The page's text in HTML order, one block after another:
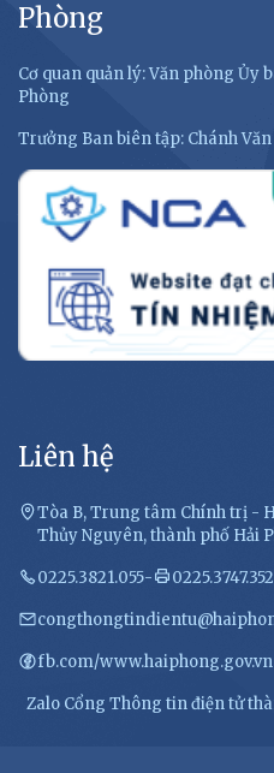
Phòng
Cơ quan quản lý: Văn phòng Ủy
Phòng
Trưởng Ban biên tập: Chánh
Liên hệ
Tòa B, Trung tâm Chính trị -
Thủy Nguyên, thành phố Hải
0225.3821.055- 0225.3747.352
fb.com/www.haiphong.gov.vn
Zalo Cổng Thông tin điện tử